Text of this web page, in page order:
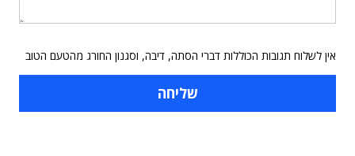
אין לשלוח תגובות הכוללות דברי הסתה, דיבה, וסגנון החורג מהטעם הטוב